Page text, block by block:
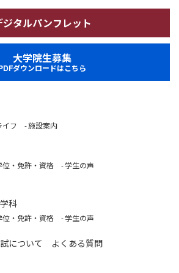
ジタルパンフレット
大学院生募集
ダウンロードはこちら
イフ 施設案内
位・免許・資格
学生の声
科
位・免許・資格 学生の声
について
よくある質問